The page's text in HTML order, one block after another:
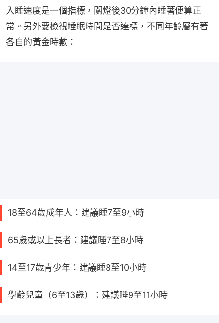
入睡速度是一個指標，關燈後30分鐘內睡著便算正
常。另外要檢視睡眠時間是否達標，不同年齡層有著
各自的黃金時數：
18至64歲成年人：建議睡7至9小時
65歲或以上長者：建議睡7至8小時
14至17歲青少年：建議睡8至10小時
學齡兒童（6至13歲）：建議睡9至11小時